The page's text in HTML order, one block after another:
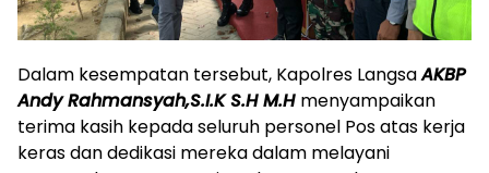
Dalam kesempatan tersebut, Kapolres LangsaAKBP
Andy Rahmansyah,S.I.K S.H M.H menyampaikan
terima kasih kepada seluruh personel Pos atas kerja
keras dan dedikasi mereka dalam melayani